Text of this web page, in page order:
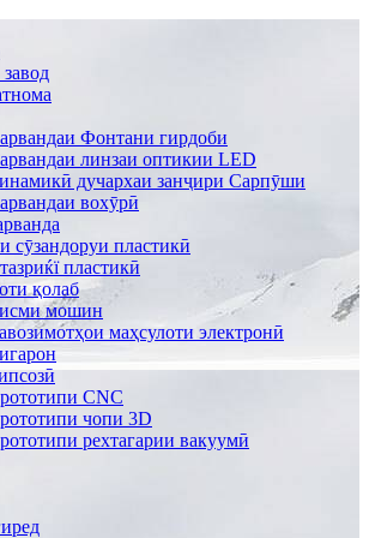
Фонтани гирдоби
линзаи оптикии LED
дучархаи занҷири Сарпӯши
вохӯрӣ
пластикӣ
пластикӣ
қолаб
мошин
маҳсулоти электронӣ
CNC
чопи 3D
рехтагарии вакуумӣ